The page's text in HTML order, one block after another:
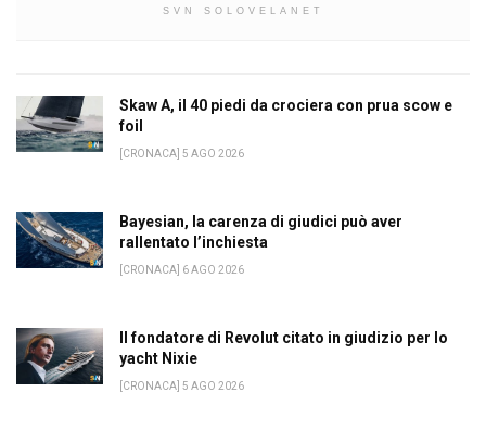
SVN SOLOVELANET
Skaw A, il 40 piedi da crociera con prua scow e
foil
[CRONACA] 5 AGO 2026
Bayesian, la carenza di giudici può aver
rallentato l’inchiesta
[CRONACA] 6 AGO 2026
Il fondatore di Revolut citato in giudizio per lo
yacht Nixie
[CRONACA] 5 AGO 2026